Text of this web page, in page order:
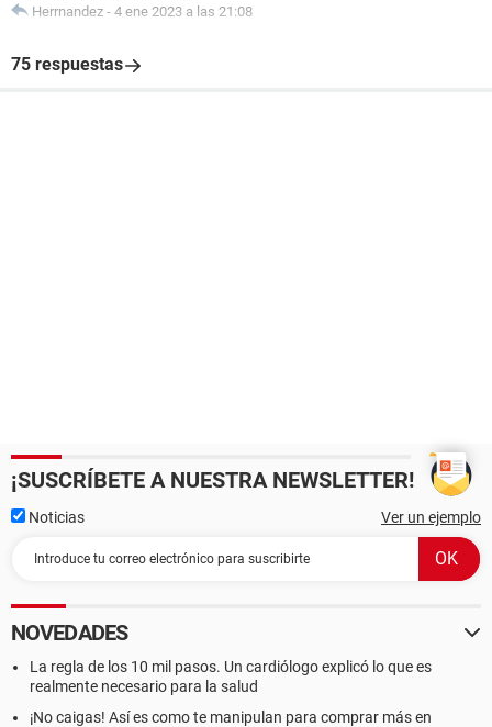
Herrnandez - 4 ene 2023 a las 21:08
75 respuestas
¡SUSCRÍBETE A NUESTRA NEWSLETTER!
Noticias Ver un ejemplo
NOVEDADES
La regla de los 10 mil pasos. Un cardiólogo explicó lo que es
realmente necesario para la salud
¡No caigas! Así es como te manipulan para comprar más en